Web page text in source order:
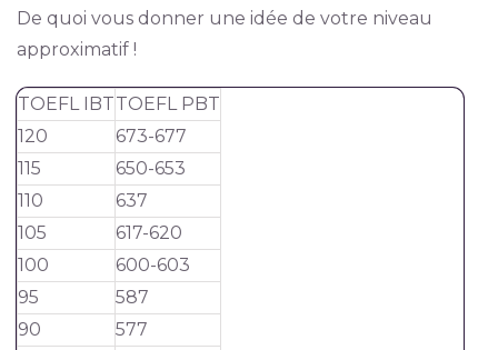
De quoi vous donner une idée de votre niveau
approximatif !
TOEFL IBTTOEFL PBT
120
673-677
115
650-653
110
637
105
617-620
100
600-603
95
587
90
577